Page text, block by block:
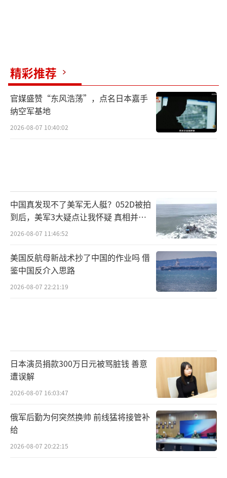
精彩推荐
官媒盛赞“东风浩荡”，点名日本嘉手
纳空军基地
2026-08-07 10:40:02
中国真发现不了美军无人艇？052D被拍
到后，美军3大疑点让我怀疑 真相并非
如此
2026-08-07 11:46:52
美国反航母新战术抄了中国的作业吗 借
鉴中国反介入思路
2026-08-07 22:21:19
日本演员捐款300万日元被骂脏钱 善意
遭误解
2026-08-07 16:03:47
俄军后勤为何突然换帅 前线猛将接管补
给
2026-08-07 20:22:15